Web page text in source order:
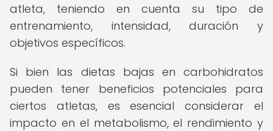
atleta, teniendo en cuenta su tipo de
entrenamiento, intensidad, duración y
objetivos específicos.
Si bien las dietas bajas en carbohidratos
pueden tener beneficios potenciales para
ciertos atletas, es esencial considerar el
impacto en el metabolismo, el rendimiento y